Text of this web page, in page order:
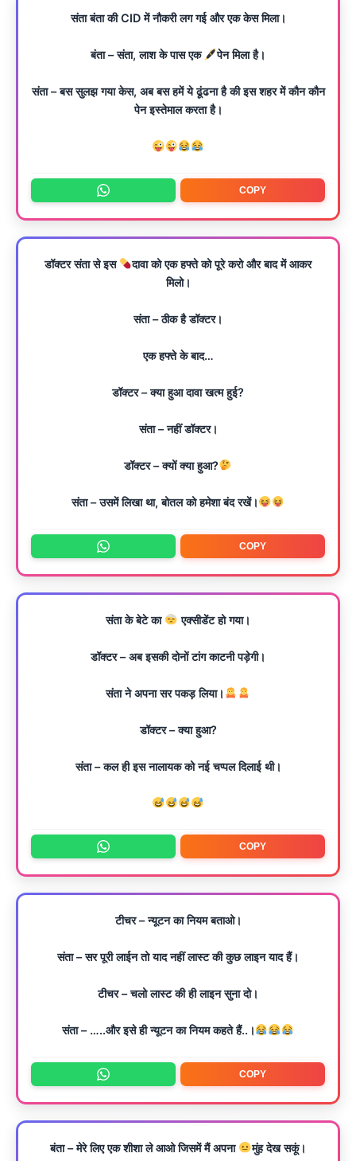
संता बंता की CID में नौकरी लग गई और एक केस मिला।
बंता – संता, लाश के पास एक पेन मिला है।
संता – बस सुलझ गया केस, अब बस हमें ये ढूंढना है की इस शहर में कौन कौन
पेन इस्तेमाल करता है।
COPY
डॉक्टर संता से इस
दावा को एक हफ्ते को पूरे करो और बाद में आकर
मिलो।
संता – ठीक है डॉक्टर।
एक हफ्ते के बाद…
डॉक्टर – क्या हुआ दावा खत्म हुई?
संता – नहीं डॉक्टर।
डॉक्टर – क्यों क्या हुआ?
संता – उसमें लिखा था, बोतल को हमेशा बंद रखें।
COPY
संता के बेटे का एक्सीडेंट हो गया।
डॉक्टर – अब इसकी दोनों टांग काटनी पड़ेगी।
संता ने अपना सर पकड़ लिया।
डॉक्टर – क्या हुआ?
संता – कल ही इस नालायक को नई चप्पल दिलाई थी।
COPY
टीचर – न्यूटन का नियम बताओ।
संता – सर पूरी लाईन तो याद नहीं लास्ट की कुछ लाइन याद हैं।
टीचर – चलो लास्ट की ही लाइन सुना दो।
संता – …..और इसे ही न्यूटन का नियम कहते हैं..।
COPY
बंता – मेरे लिए एक शीशा ले आओ जिसमें मैं अपना मुंह देख सकूं।